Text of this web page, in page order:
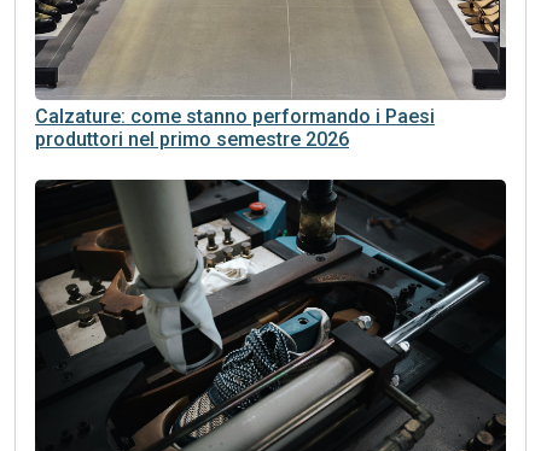
Calzature: come stanno performando i Paesi
produttori nel primo semestre 2026